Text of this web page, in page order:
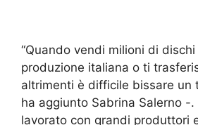
“Quando vendi milioni di
produzione italiana o ti
altrimenti è difficile bissare un
ha aggiunto Sabrina Salerno -.
lavorato con grandi produttori